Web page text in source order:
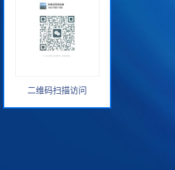
二维码扫描访问